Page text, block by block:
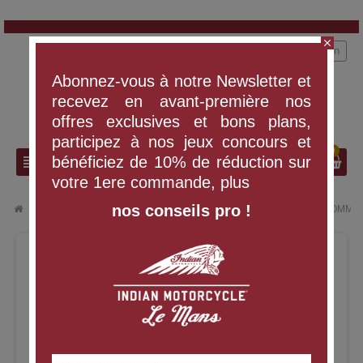
view_headline search
Connexion
0
VÊTEMENTS ET ÉQUIPEMENT chevron_right GANTS EN PEAU DE CERF
close
Abonnez-vous à notre Newsletter et
recevez en avant-première nos
offres exclusives et bons plans,
participez à nos jeux concours et
bénéficiez de 10% de réduction sur
votre 1ere commande, plus
nos conseils pro !